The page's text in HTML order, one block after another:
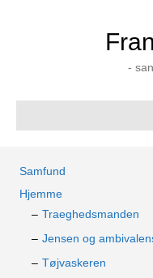
-
Samfund
Hjemme
Traeghedsmanden
Jensen og
Tøjvaskeren